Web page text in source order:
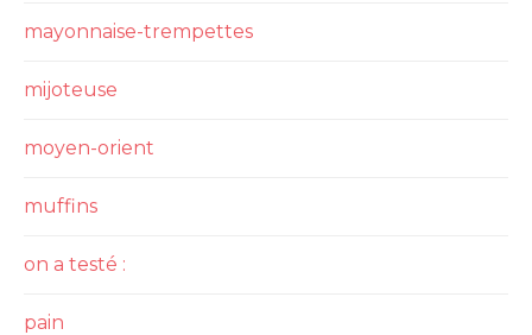
mayonnaise-trempettes
mijoteuse
moyen-orient
muffins
on a testé :
pain